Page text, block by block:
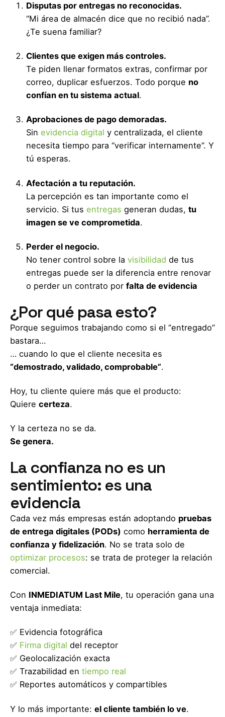
Disputas por entregas no reconocidas.
“Mi área de almacén dice que no recibió nada”.
¿Te suena familiar?
Clientes que exigen más controles.
Te piden llenar formatos extras, confirmar por
correo, duplicar esfuerzos. Todo porque no
confían en tu sistema actual.
Aprobaciones de pago demoradas.
Sin evidencia digital y centralizada, el cliente
necesita tiempo para “verificar internamente”. Y
tú esperas.
Afectación a tu reputación.
La percepción es tan importante como el
servicio. Si tus entregas generan dudas, tu
imagen se ve comprometida.
Perder el negocio.
No tener control sobre la visibilidad de tus
entregas puede ser la diferencia entre renovar
o perder un contrato por falta de evidencia
¿Por qué pasa esto?
Porque seguimos trabajando como si el “entregado”
bastara…
… cuando lo que el cliente necesita es
“demostrado, validado, comprobable”.
Hoy, tu cliente quiere más que el producto:
Quiere certeza.
Y la certeza no se da.
Se genera.
La confianza no es un
sentimiento: es una
evidencia
Cada vez más empresas están adoptando pruebas
de entrega digitales (PODs) como herramienta de
confianza y fidelización. No se trata solo de
optimizar procesos: se trata de proteger la relación
comercial.
Con INMEDIATUM Last Mile, tu operación gana una
ventaja inmediata:
✅ Evidencia fotográfica
✅ Firma digital del receptor
✅ Geolocalización exacta
✅ Trazabilidad en tiempo real
✅ Reportes automáticos y compartibles
Y lo más importante: el cliente también lo ve.